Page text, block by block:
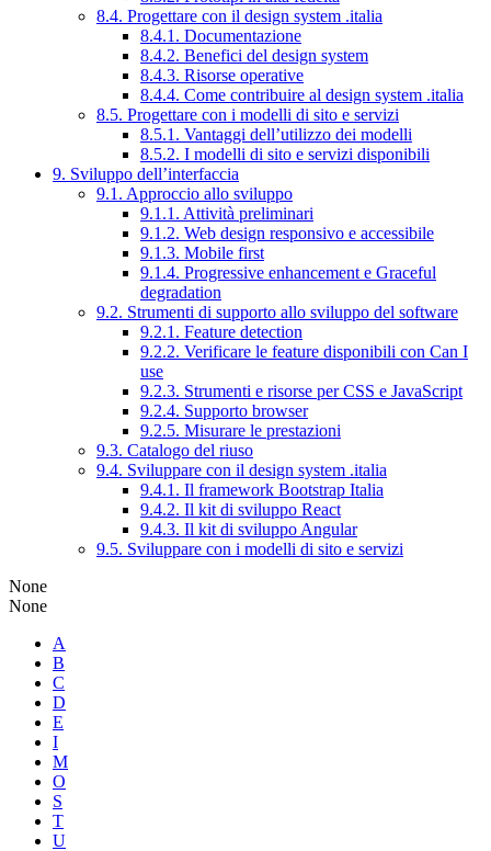
8.4. Progettare con il design system .italia
8.4.1. Documentazione
8.4.2. Benefici del design system
8.4.3. Risorse operative
8.4.4. Come contribuire al design system .italia
8.5. Progettare con i modelli di sito e servizi
8.5.1. Vantaggi dell’utilizzo dei modelli
8.5.2. I modelli di sito e servizi disponibili
9. Sviluppo dell’interfaccia
9.1. Approccio allo sviluppo
9.1.1. Attività preliminari
9.1.2. Web design responsivo e accessibile
9.1.3. Mobile first
9.1.4. Progressive enhancement e Graceful
degradation
9.2. Strumenti di supporto allo sviluppo del software
9.2.1. Feature detection
9.2.2. Verificare le feature disponibili con Can I
use
9.2.3. Strumenti e risorse per CSS e JavaScript
9.2.4. Supporto browser
9.2.5. Misurare le prestazioni
9.3. Catalogo del riuso
9.4. Sviluppare con il design system .italia
9.4.1. Il framework Bootstrap Italia
9.4.2. Il kit di sviluppo React
9.4.3. Il kit di sviluppo Angular
9.5. Sviluppare con i modelli di sito e servizi
None
None
A
B
C
D
E
I
M
O
S
T
U